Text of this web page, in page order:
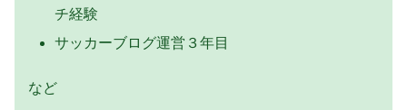
チ経験
サッカーブログ運営３年目
など